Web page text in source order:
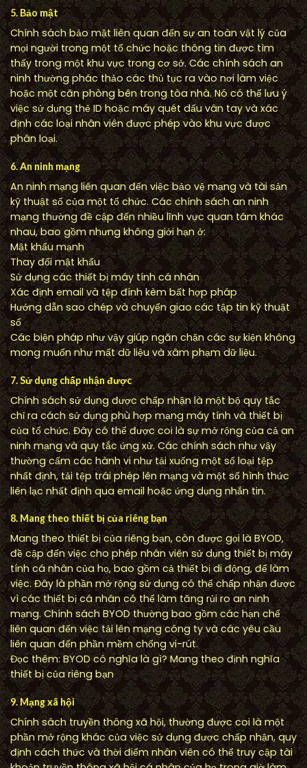
5. Bảo mật
Chính sách bảo mật liên quan đến sự an toàn vật lý của
mọi người trong một tổ chức hoặc thông tin được tìm
thấy trong một khu vực trong cơ sở. Các chính sách an
ninh thường phác thảo các thủ tục ra vào nơi làm việc
hoặc một căn phòng bên trong tòa nhà. Nó có thể lưu ý
việc sử dụng thẻ ID hoặc máy quét dấu vân tay và xác
định các loại nhân viên được phép vào khu vực được
phân loại.
6. An ninh mạng
An ninh mạng liên quan đến việc bảo vệ mạng và tài sản
kỹ thuật số của một tổ chức. Các chính sách an ninh
mạng thường đề cập đến nhiều lĩnh vực quan tâm khác
nhau, bao gồm nhưng không giới hạn ở:
Mật khẩu mạnh
Thay đổi mật khẩu
Sử dụng các thiết bị máy tính cá nhân
Xác định email và tệp đính kèm bất hợp pháp
Hướng dẫn sao chép và chuyển giao các tập tin kỹ thuật
số
Các biện pháp như vậy giúp ngăn chặn các sự kiện không
mong muốn như mất dữ liệu và xâm phạm dữ liệu.
7. Sử dụng chấp nhận được
Chính sách sử dụng được chấp nhận là một bộ quy tắc
chỉ ra cách sử dụng phù hợp mạng máy tính và thiết bị
của tổ chức. Đây có thể được coi là sự mở rộng của cả an
ninh mạng và quy tắc ứng xử. Các chính sách như vậy
thường cấm các hành vi như tải xuống một số loại tệp
nhất định, tải tệp trái phép lên mạng và một số hình thức
liên lạc nhất định qua email hoặc ứng dụng nhắn tin.
8. Mang theo thiết bị của riêng bạn
Mang theo thiết bị của riêng bạn, còn được gọi là BYOD,
đề cập đến việc cho phép nhân viên sử dụng thiết bị máy
tính cá nhân của họ, bao gồm cả thiết bị di động, để làm
việc. Đây là phần mở rộng sử dụng có thể chấp nhận được
vì các thiết bị cá nhân có thể làm tăng rủi ro an ninh
mạng. Chính sách BYOD thường bao gồm các hạn chế
liên quan đến việc tải lên mạng công ty và các yêu cầu
liên quan đến phần mềm chống vi-rút.
Đọc thêm: BYOD có nghĩa là gì? Mang theo định nghĩa
thiết bị của riêng bạn
9. Mạng xã hội
Chính sách truyền thông xã hội, thường được coi là một
phần mở rộng khác của việc sử dụng được chấp nhận, quy
định cách thức và thời điểm nhân viên có thể truy cập tài